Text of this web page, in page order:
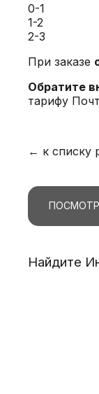
0-1
1-2
2-3
При заказе
Обратите
тарифу
← к списку
Найдите